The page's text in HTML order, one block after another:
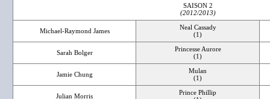
SAISON 2
(2012/2013)
Michael-Raymond James
Neal Cassady
(1)
Sarah Bolger
Princesse Aurore
(1)
Jamie Chung
Mulan
(1)
Julian Morris
Prince Phillip